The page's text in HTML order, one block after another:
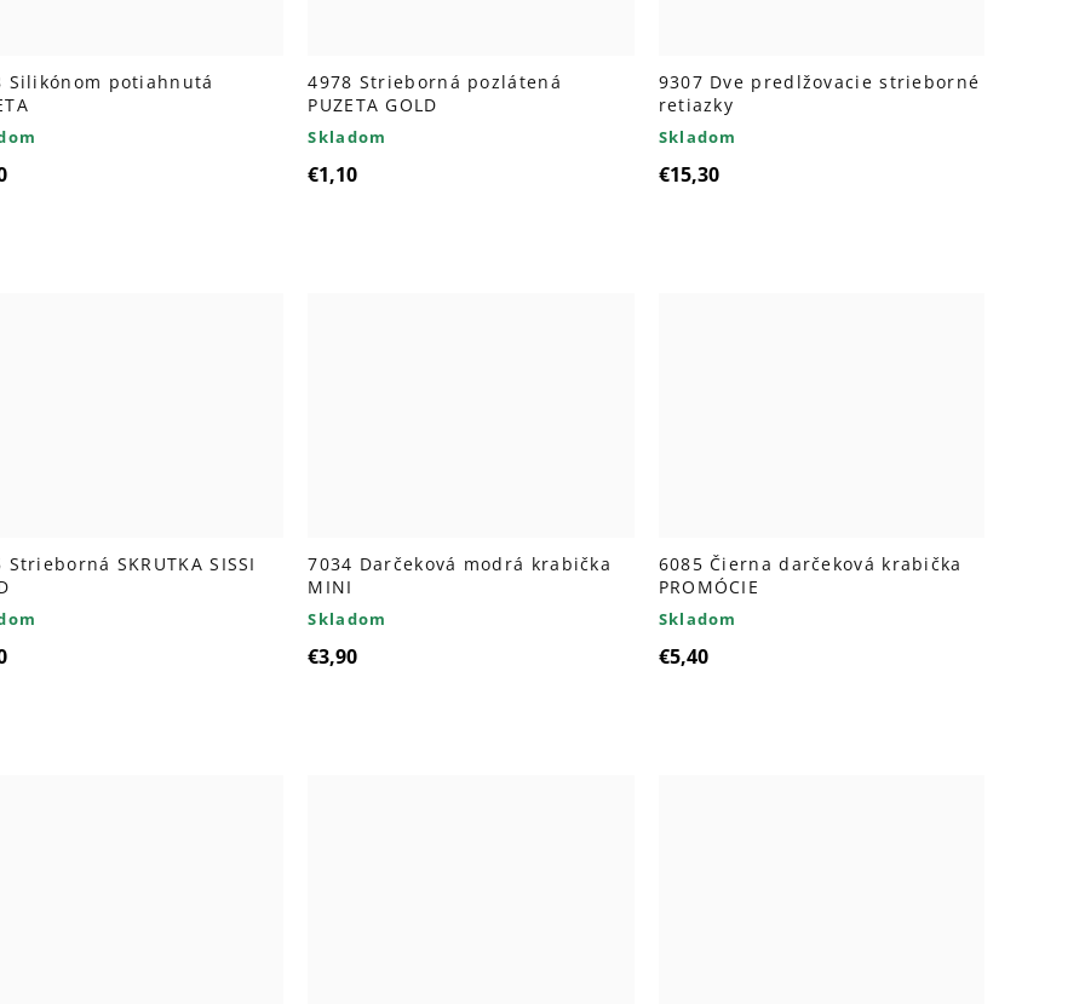
Silikónom potiahnutá
4978 Strieborná pozlátená
PUZETA GOLD
Skladom
€1,10
9307 Dve predlžovacie strieborné
retiazky
Skladom
€15,30
Strieborná SKRUTKA SISSI
7034 Darčeková modrá krabička
MINI
Skladom
€3,90
6085 Čierna darčeková krabička
PROMÓCIE
Skladom
€5,40